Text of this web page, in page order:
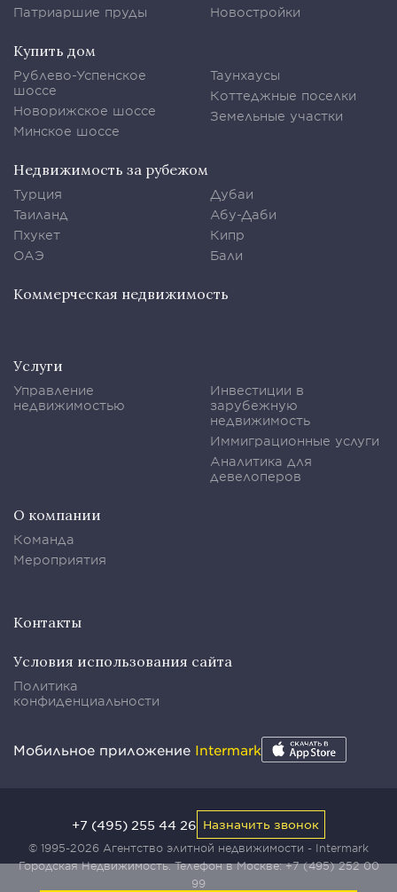
Патриаршие пруды
Новостройки
Купить дом
Рублево-Успенское
шоссе
Новорижское шоссе
Минское шоссе
Таунхаусы
Коттеджные поселки
Земельные участки
Недвижимость за рубежом
Турция
Таиланд
Пхукет
ОАЭ
Дубаи
Абу-Даби
Кипр
Бали
Коммерческая недвижимость
Услуги
Управление
недвижимостью
Инвестиции в
зарубежную
недвижимость
Иммиграционные услуги
Аналитика для
девелоперов
О компании
Команда
Мероприятия
Контакты
Условия использования сайта
Политика
конфиденциальности
Мобильное приложение Intermark
© 1995-2026 Агентство элитной недвижимости - Intermark
Городская Недвижимость. Телефон в Москве:+7 (495) 252 00
99
+7 (495) 255 44 26 Назначить звонок